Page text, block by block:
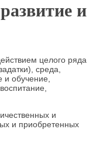
и
целого ряда
среда,
и обучение,
и
и приобретенных